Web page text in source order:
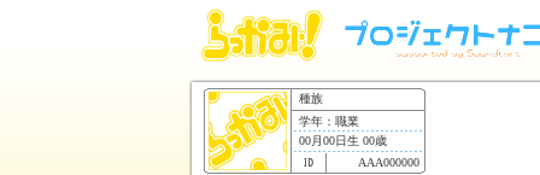
種族
学年：職業
00月00日生 00歳
AAA000000